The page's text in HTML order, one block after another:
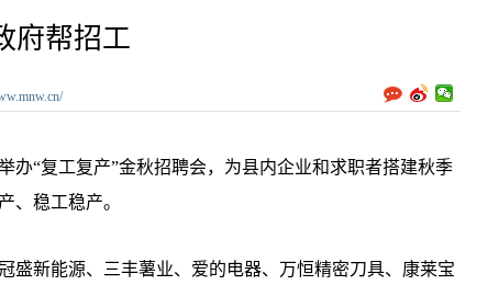
府帮招工
“复工复产”金秋招聘会，为县内企业和求职者搭建秋季
、稳工稳产。
新能源、三丰薯业、爱的电器、万恒精密刀具、康莱宝